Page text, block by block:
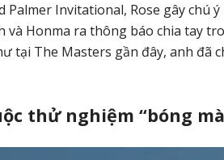
Invitational, Rose gây chú
Honma ra thông báo chia tay
tại The Masters gần đây, anh đã
thử nghiệm “bóng